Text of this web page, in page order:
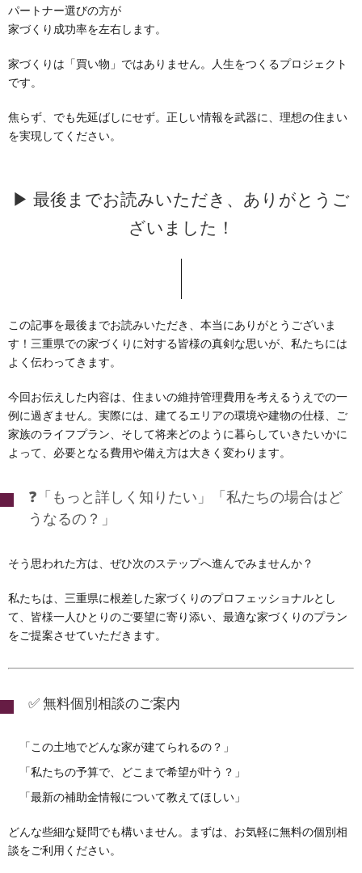
パートナー選びの方が
家づくり成功率を左右します。
家づくりは「買い物」ではありません。人生をつくるプロジェクト
です。
焦らず、でも先延ばしにせず。正しい情報を武器に、理想の住まい
を実現してください。
▶ 最後までお読みいただき、ありがとうご
ざいました！
この記事を最後までお読みいただき、本当にありがとうございま
す！三重県での家づくりに対する皆様の真剣な思いが、私たちには
よく伝わってきます。
今回お伝えした内容は、住まいの維持管理費用を考えるうえでの一
例に過ぎません。実際には、建てるエリアの環境や建物の仕様、ご
家族のライフプラン、そして将来どのように暮らしていきたいかに
よって、必要となる費用や備え方は大きく変わります。
❓「もっと詳しく知りたい」「私たちの場合はど
うなるの？」
そう思われた方は、ぜひ次のステップへ進んでみませんか？
私たちは、三重県に根差した家づくりのプロフェッショナルとし
て、皆様一人ひとりのご要望に寄り添い、最適な家づくりのプラン
をご提案させていただきます。
✅ 無料個別相談のご案内
「この土地でどんな家が建てられるの？」
「私たちの予算で、どこまで希望が叶う？」
「最新の補助金情報について教えてほしい」
どんな些細な疑問でも構いません。まずは、お気軽に無料の個別相
談をご利用ください。